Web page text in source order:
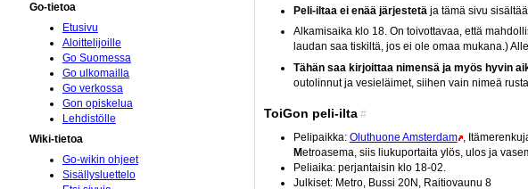
Peli-iltaa ei enää järjestetäja tämä sivu
Alkamisaika klo 18. On toivottavaa, että
laudan saa tiskiltä, jos ei ole omaa mukana.)
Tähän saa kirjoittaa nimensä ja myös hyvin
outolinnut ja vesieläimet, siihen vain nimeä
ToiGon peli-ilta #
Pelipaikka: Oluthuone Amsterdam ,
Metroasema, siis liukuportaita ylös, ulos ja
Peliaika: perjantaisin klo 18-02.
Julkiset: Metro, Bussi 20N, Raitiovaunu 8
Go-tietoa
Etusivu
Aloittelijoille
Go Suomessa
Go ulkomailla
Go verkossa
Gon opiskelua
Lehdistölle
Wiki-tietoa
Go-wikin ohjeet
Sisällysluettelo